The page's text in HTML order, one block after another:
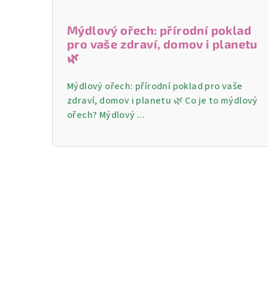
Mýdlový ořech: přírodní poklad
pro vaše zdraví, domov i planetu
🌿
Mýdlový ořech: přírodní poklad pro vaše
zdraví, domov i planetu 🌿 Co je to mýdlový
ořech? Mýdlový ...